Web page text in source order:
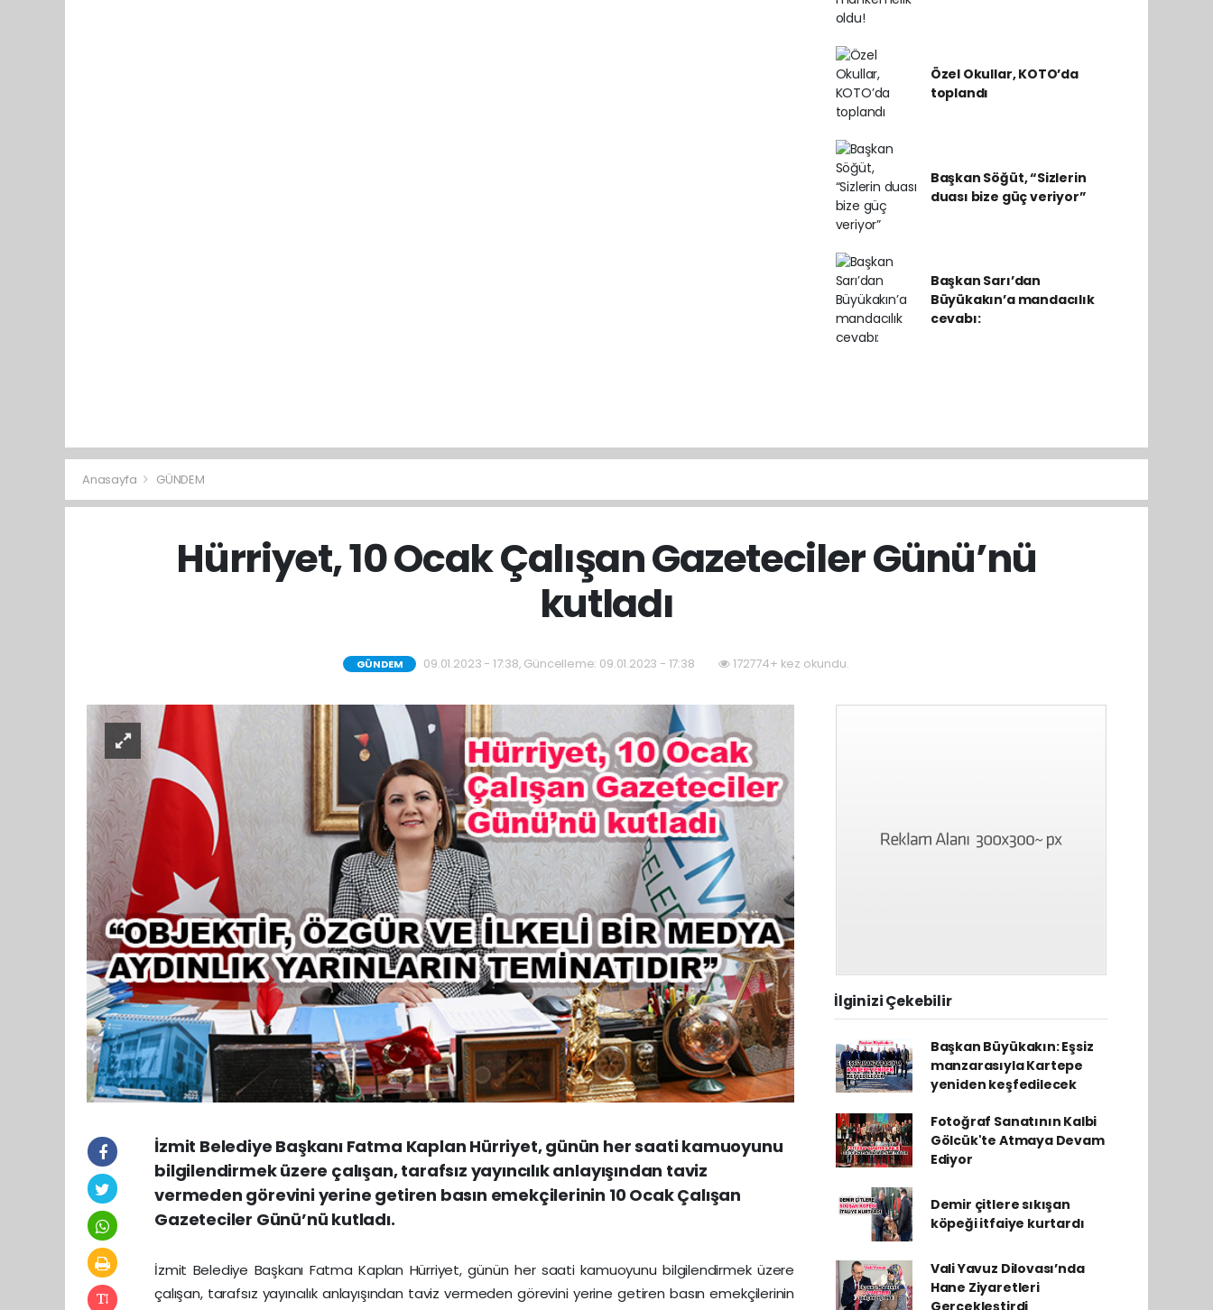
Özel Okullar, KOTO’da
toplandı
Başkan Söğüt, “Sizlerin
duası bize güç veriyor”
Başkan Sarı’dan
Büyükakın’a mandacılık
cevabı:
Anasayfa GÜNDEM
Hürriyet, 10 Ocak Çalışan Gazeteciler Günü’nü
kutladı
GÜNDEM 09.01.2023 - 17:38, Güncelleme: 09.01.2023 - 17:38 172774+ kez okundu.
İzmit Belediye Başkanı Fatma Kaplan Hürriyet, günün her saati kamuoyunu
bilgilendirmek üzere çalışan, tarafsız yayıncılık anlayışından taviz
vermeden görevini yerine getiren basın emekçilerinin 10 Ocak Çalışan
Gazeteciler Günü’nü kutladı.
İzmit Belediye Başkanı Fatma Kaplan Hürriyet, günün her saati kamuoyunu bilgilendirmek üzere
çalışan, tarafsız yayıncılık anlayışından taviz vermeden görevini yerine getiren basın emekçilerinin
İlginizi Çekebilir
Başkan Büyükakın: Eşsiz
manzarasıyla Kartepe
yeniden keşfedilecek
Fotoğraf Sanatının Kalbi
Gölcük'te Atmaya Devam
Ediyor
Demir çitlere sıkışan
köpeği itfaiye kurtardı
Vali Yavuz Dilovası’nda
Hane Ziyaretleri
Gerçekleştirdi